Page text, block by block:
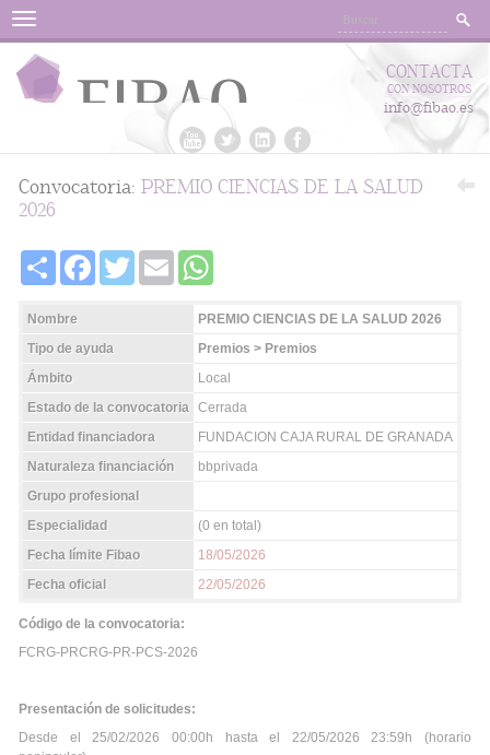
Menu
CONTACTA
CON NOSOTROS
info@fibao.es
Convocatoria: PREMIO CIENCIAS DE LA SALUD
2026
Share FacebookTwitter Email
Nombre
PREMIO CIENCIAS DE LA SALUD 2026
Tipo de ayuda
Premios > Premios
Ámbito
Local
Estado de la convocatoria Cerrada
Entidad financiadora
FUNDACION CAJA RURAL DE GRANADA
Naturaleza financiación
bbprivada
Grupo profesional
Especialidad
(0 en total)
Fecha límite Fibao
18/05/2026
Fecha oficial
22/05/2026
Código de la convocatoria:
FCRG-PRCRG-PR-PCS-2026
Presentación de solicitudes:
Desde el 25/02/2026 00:00h hasta el 22/05/2026 23:59h (horario